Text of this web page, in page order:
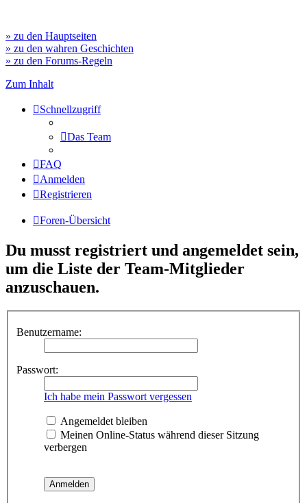
» zu den Hauptseiten
» zu den wahren Geschichten
» zu den Forums-Regeln
Zum Inhalt
Schnellzugriff
Das Team
FAQ
Anmelden
Registrieren
Foren-Übersicht
Du musst registriert und angemeldet sein,
um die Liste der Team-Mitglieder
anzuschauen.
Benutzername:
Passwort:
Ich habe mein Passwort vergessen
Angemeldet bleiben
Meinen Online-Status während dieser Sitzung
verbergen